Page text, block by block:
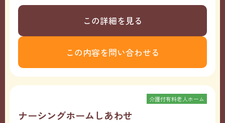
この詳細を見る
この内容を問い合わせる
ナーシングホームしあわせ
介護付有料老人ホーム